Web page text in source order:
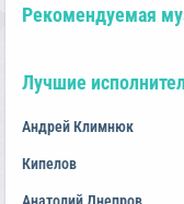
Рекомендуемая
Лучшие
Андрей Климнюк
Кипелов